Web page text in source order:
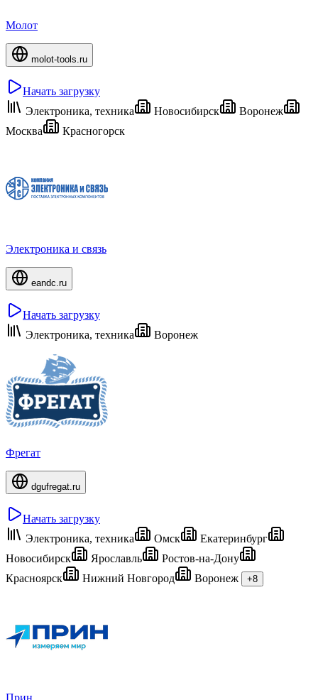
Молот
molot-tools.ru
Начать загрузку
Электроника, техника
Новосибирск
Воронеж
Москва
Красногорск
Электроника и связь
eandc.ru
Начать загрузку
Электроника, техника
Воронеж
Фрегат
dgufregat.ru
Начать загрузку
Электроника, техника
Омск
Екатеринбург
Новосибирск
Ярославль
Ростов-на-Дону
Красноярск
Нижний Новгород Воронеж +8
Прин